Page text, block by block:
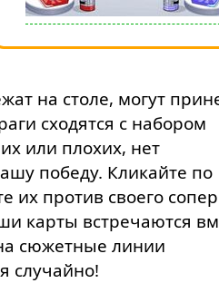
на столе, могут
сходятся с набором
или плохих, нет
победу. Кликайте по
их против своего
карты встречаются
сюжетные линии
случайно!